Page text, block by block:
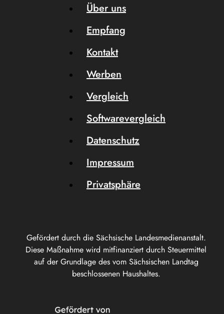
Gefördert durch die Sächsische Landesmedienanstalt.
Diese Maßnahme wird mitfinanziert durch Steuermittel
auf der Grundlage des vom Sächsischen Landtag
beschlossenen Haushaltes.
Über uns
Empfang
Kontakt
Werben
Vergleich
Softwarevergleich
Datenschutz
Impressum
Privatsphäre